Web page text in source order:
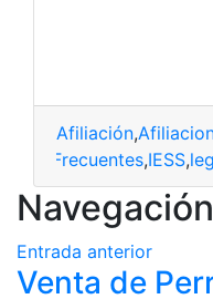
Afiliación,
Frecuentes,IESS,
Entrada anterior
Venta de